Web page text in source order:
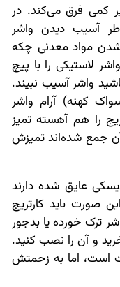
کمی فرق می‌کند. در
آسیب دیدن واشر
مواد معدنی چکه
لاستیکی را با پیچ
واشر آسیب نبیند.
کهنه) آرام واشر
را هم آهسته تمیز
آن جمع شده‌اند تمیزش
عایق شده دارند
صورت باید کارتریج
ترک خورده یا بدجور
و آن را نصب کنید.
است، اما به زحمتش